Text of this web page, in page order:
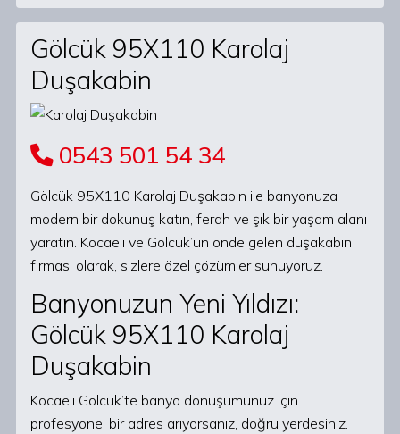
Gölcük 95X110 Karolaj
Duşakabin
0543 501 54 34
Gölcük 95X110 Karolaj Duşakabin ile banyonuza
modern bir dokunuş katın, ferah ve şık bir yaşam alanı
yaratın. Kocaeli ve Gölcük’ün önde gelen duşakabin
firması olarak, sizlere özel çözümler sunuyoruz.
Banyonuzun Yeni Yıldızı:
Gölcük 95X110 Karolaj
Duşakabin
Kocaeli Gölcük’te banyo dönüşümünüz için
profesyonel bir adres arıyorsanız, doğru yerdesiniz.